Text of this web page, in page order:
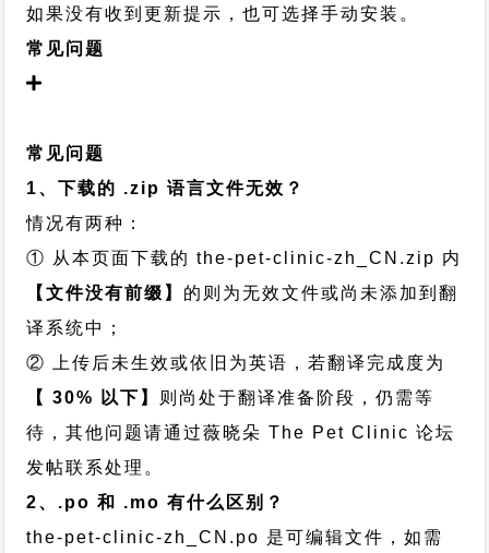
如果没有收到更新提示，也可选择手动安装。
常见问题
常见问题
1、下载的 .zip 语言文件无效？
情况有两种：
① 从本页面下载的 the-pet-clinic-zh_CN.zip 内
【文件没有前缀】 的则为无效文件或尚未添加到翻
译系统中；
② 上传后未生效或依旧为英语，若翻译完成度为
【 30% 以下】 则尚处于翻译准备阶段，仍需等
待，其他问题请通过薇晓朵 The Pet Clinic 论坛
发帖联系处理。
2、.po 和 .mo 有什么区别？
the-pet-clinic-zh_CN.po 是可编辑文件，如需